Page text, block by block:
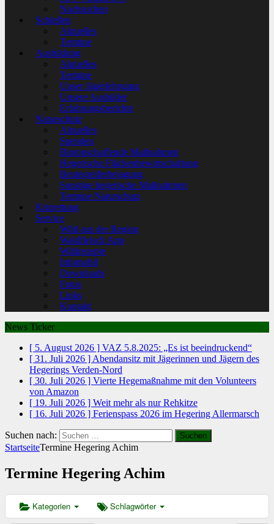
Nachsuchen
Schießen
Aktuelles
Termine
Ausbildung
Aktuelles
Termine
Unser Jägerlehrgang
Unsere Ausbilder
Erfahrungsberichte
Naturschutz
Aktuelles
Spenden
Biotopschaffende Maßnahmen
Hegerische Flächenbewirtschaftung
Beutegreiferbejagung
Sonstige hegerische Maßnahmen
Termine Naturschutz
Kitzrettung
Service
Wild aus der Region
Waldfleisch App
Wildrezepte
Infomobil
Downloads
Fotos
Links
Kontakt
News Ticker
[ 5. August 2026 ] VAZ 5.8.2025: „Es ist beeindruckend“
[ 31. Juli 2026 ] Abendansitz mit Jägerinnen und Jägern des
Hegerings Verden-Nord
[ 30. Juli 2026 ] Vierte Hegemaßnahme mit den Volunteers
von Amazon
[ 19. Juli 2026 ] Weit mehr als nur Rehkitze
[ 16. Juli 2026 ] Ferienspass 2026 im Hegering Allermarsch
Suchen nach:
StartseiteTermine Hegering Achim
Termine Hegering Achim
Kategorien Schlagwörter